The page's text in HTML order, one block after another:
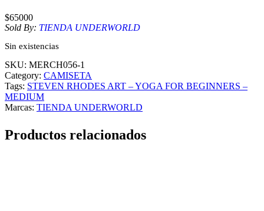
$65000
Sold By: TIENDA UNDERWORLD
Sin existencias
SKU: MERCH056-1
Category: CAMISETA
Tags: STEVEN RHODES ART – YOGA FOR BEGINNERS –
MEDIUM
Marcas: TIENDA UNDERWORLD
Productos relacionados